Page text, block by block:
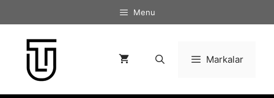
atla
Menu
Markalar